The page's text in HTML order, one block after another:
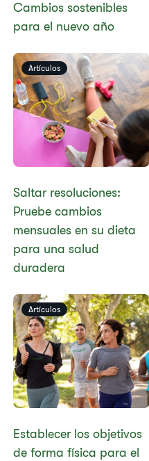
Cambios sostenibles
para el nuevo año
Artículos
Saltar resoluciones:
Pruebe cambios
mensuales en su dieta
para una salud
duradera
Artículos
Establecer los objetivos
de forma física para el